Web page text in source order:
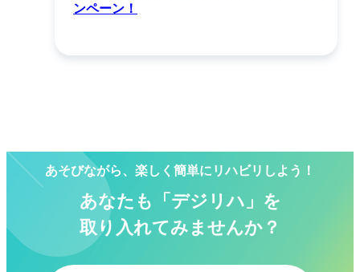
ンペーン！
あそびながら、楽しく簡単にリハビリしよう！
あなたも「デジリハ」を
取り入れてみませんか？